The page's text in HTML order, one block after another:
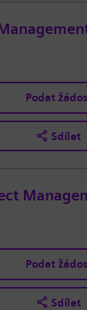
Podat
Sdílet
Podat
Sdílet